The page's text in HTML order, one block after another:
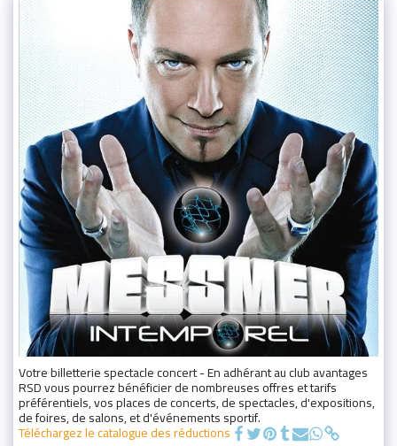
Votre billetterie spectacle concert - En adhérant au club avantages
RSD vous pourrez bénéficier de nombreuses offres et tarifs
préférentiels, vos places de concerts, de spectacles, d'expositions,
de foires, de salons, et d'événements sportif.
Téléchargez le catalogue des réductions